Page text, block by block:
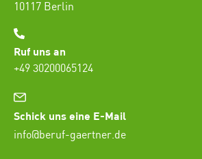
10117 Berlin
Ruf uns an
+49 30200065124
Schick uns eine E-Mail
info@beruf-gaertner.de